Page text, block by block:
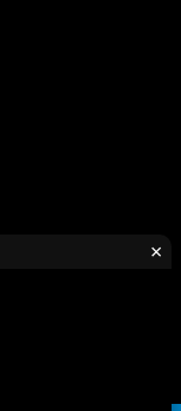
Reserved
×